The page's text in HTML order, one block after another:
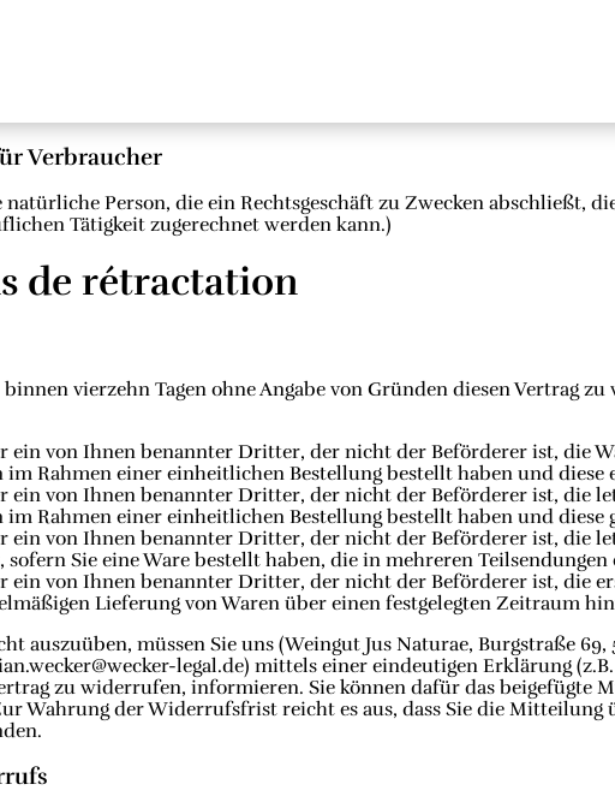
Verbraucher
natürliche Person, die ein Rechtsgeschäft zu Zwecken abschließt,
Tätigkeit zugerechnet werden kann.)
de rétractation
binnen vierzehn Tagen ohne Angabe von Gründen diesen Vertrag
ein von Ihnen benannter Dritter, der nicht der Beförderer ist, die
im Rahmen einer einheitlichen Bestellung bestellt haben und
ein von Ihnen benannter Dritter, der nicht der Beförderer ist, die
im Rahmen einer einheitlichen Bestellung bestellt haben und
ein von Ihnen benannter Dritter, der nicht der Beförderer ist, die
sofern Sie eine Ware bestellt haben, die in mehreren
ein von Ihnen benannter Dritter, der nicht der Beförderer ist, die
Lieferung von Waren über einen festgelegten Zeitraum
auszuüben, müssen Sie uns (Weingut Jus Naturae, Burgstraße 69,
legal.de) mittels einer eindeutigen Erklärung
zu widerrufen, informieren. Sie können dafür das
Wahrung der Widerrufsfrist reicht es aus, dass Sie die